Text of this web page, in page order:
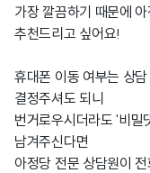
가장 깔끔하기 때문에
추천드리고 싶어요!
휴대폰 이동 여부는 상
결정주셔도 되니
번거로우시더라도 '비밀
남겨주신다면
아정당 전문 상담원이